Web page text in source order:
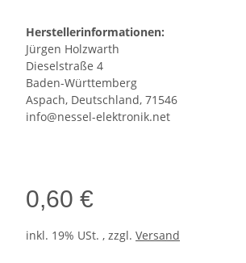
Herstellerinformationen:
Jürgen Holzwarth
Dieselstraße 4
Baden-Württemberg
Aspach, Deutschland, 71546
info@nessel-elektronik.net
0,60 €
inkl. 19% USt. , zzgl. Versand